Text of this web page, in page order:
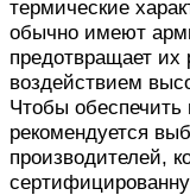
термические
обычно имеют
предотвращает их
воздействием
Чтобы
рекомендуется
производителей,